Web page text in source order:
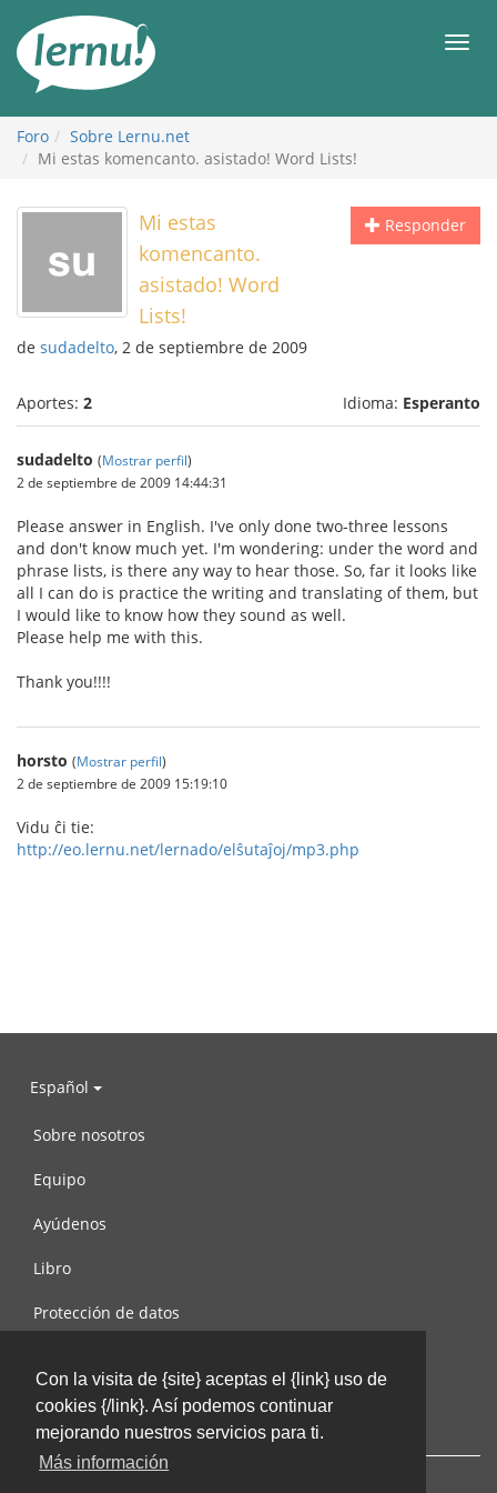
Con la visita de {site} aceptas el {link} uso de
cookies {/link}. Así podemos continuar
mejorando nuestros servicios para ti.
Más información
Foro
Sobre Lernu.net
Mi estas komencanto. asistado! Word Lists!
Responder
Mi estas
komencanto.
asistado! Word
Lists!
de sudadelto, 2 de septiembre de 2009
Aportes: 2 Idioma: Esperanto
sudadelto (Mostrar perfil)
2 de septiembre de 2009 14:44:31
Please answer in English. I've only done two-three lessons
and don't know much yet. I'm wondering: under the word and
phrase lists, is there any way to hear those. So, far it looks like
all I can do is practice the writing and translating of them, but
I would like to know how they sound as well.
Please help me with this.
Thank you!!!!
horsto (Mostrar perfil)
2 de septiembre de 2009 15:19:10
Vidu ĉi tie:
http://eo.lernu.net/lernado/elŝutaĵoj/mp3.php
Español
Sobre nosotros
Equipo
Ayúdenos
Libro
Protección de datos
Contáctenos